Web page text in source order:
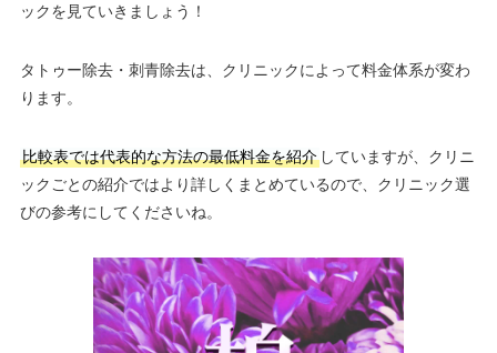
ックを見ていきましょう！
タトゥー除去・刺青除去は、クリニックによって料金体系が変わ
ります。
比較表では代表的な方法の最低料金を紹介していますが、クリニ
ックごとの紹介ではより詳しくまとめているので、クリニック選
びの参考にしてくださいね。